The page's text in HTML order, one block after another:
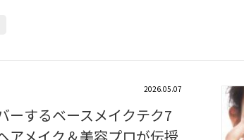
2026.05.07
ーするベースメイクテク7